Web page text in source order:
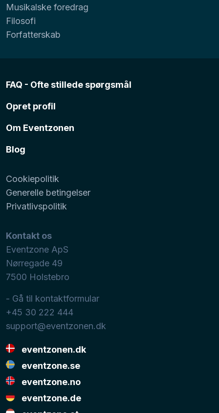
Musikalske foredrag
Filosofi
Forfatterskab
FAQ - Ofte stillede spørgsmål
Opret profil
Om Eventzonen
Blog
Cookiepolitik
Generelle betingelser
Privatlivspolitik
Kontakt os
Eventzone ApS
Nørregade 49
7500 Holstebro
- Gå til kontaktformular
+45 30 222 444
support@eventzonen.dk
eventzonen.dk
eventzone.se
eventzone.no
eventzone.de